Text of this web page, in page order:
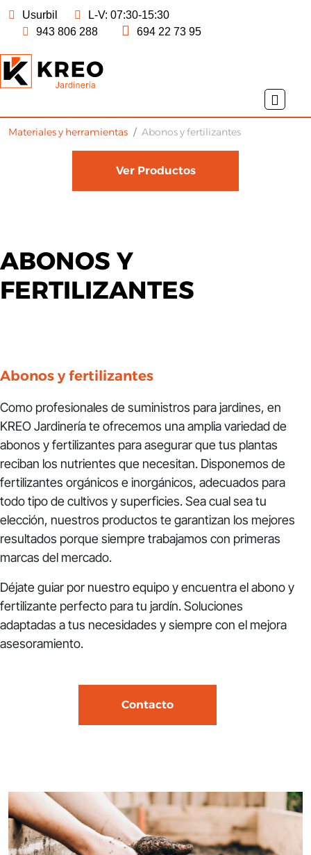
Usurbil
L-V: 07:30-15:30
943 806 288
694 22 73 95
CONTACTO
HORARIO
DISTRIBUCIÓN
Materiales y herramientas Abonos y fertilizantes
Ver Productos
ABONOS Y
FERTILIZANTES
Abonos y fertilizantes
Como profesionales de suministros para jardines, en
KREO Jardinería te ofrecemos una amplia variedad de
abonos y fertilizantes para asegurar que tus plantas
reciban los nutrientes que necesitan. Disponemos de
fertilizantes orgánicos e inorgánicos, adecuados para
todo tipo de cultivos y superficies. Sea cual sea tu
elección, nuestros productos te garantizan los mejores
resultados porque siempre trabajamos con primeras
marcas del mercado.
Déjate guiar por nuestro equipo y encuentra el abono y
fertilizante perfecto para tu jardín. Soluciones
adaptadas a tus necesidades y siempre con el mejora
asesoramiento.
Contacto